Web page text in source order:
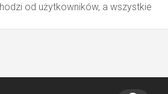
od użytkowników, a wszystkie